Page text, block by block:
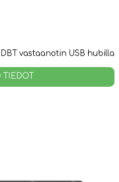
vastaanotin USB hubilla
TIEDOT